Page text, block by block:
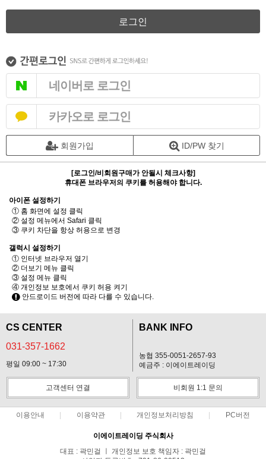
로그인
네이버로 로그인
카카오로 로그인
회원가입 ID/PW 찾기
[로그인/비회원구매가 안될시 체크사항]
휴대폰 브라우저의 쿠키를 허용해야 합니다.
아이폰 설정하기
① 홈 화면에 설정 클릭
② 설정 메뉴에서 Safari 클릭
③ 쿠키 차단을 항상 허용으로 변경
갤럭시 설정하기
① 인터넷 브라우저 열기
② 더보기 메뉴 클릭
③ 설정 메뉴 클릭
④ 개인정보 보호에서 쿠키 허용 켜기
안드로이드 버전에 따라 다를 수 있습니다.
CS CENTER
031-357-1662
평일 09:00 ~ 17:30
BANK INFO
농협 355-0051-2657-93
예금주 : 이에이트레이딩
고객센터 연결 비회원 1:1 문의
이용안내 이용약관 개인정보처리방침 PC버전
이에이트레이딩 주식회사
대표 : 곽민걸 ㅣ 개인정보 보호 책임자 : 곽민걸